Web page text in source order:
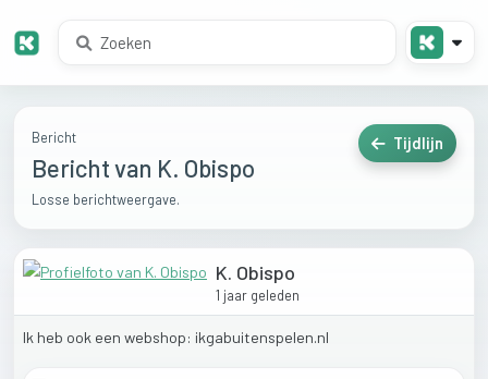
Bericht
Bericht van K. Obispo
Losse berichtweergave.
Tijdlijn
K. Obispo
1 jaar geleden
Ik heb ook een webshop: ikgabuitenspelen.nl